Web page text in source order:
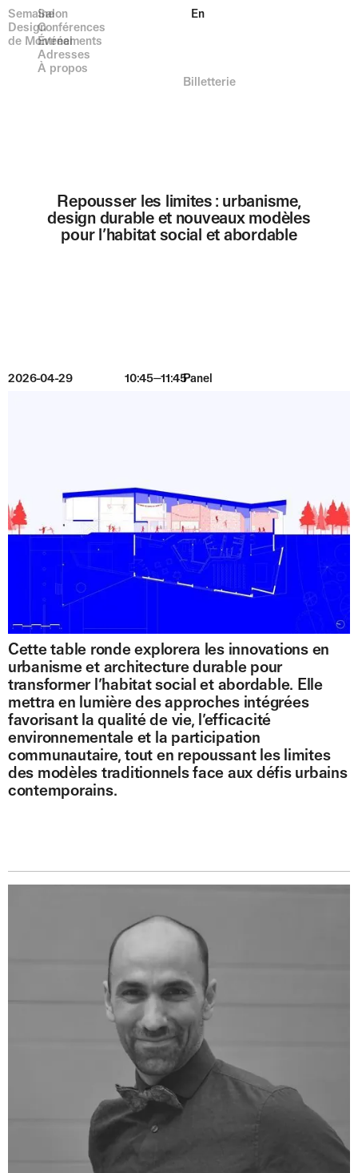
Semaine
Design
de Montréal
Salon
Conférences
Événements
Adresses
À propos
Billetterie
En
Repousser les limites : urbanisme,
design durable et nouveaux modèles
pour l’habitat social et abordable
2026-04-29 10:45⏤11:45Panel
Cette table ronde explorera les innovations en
urbanisme et architecture durable pour
transformer l’habitat social et abordable. Elle
mettra en lumière des approches intégrées
favorisant la qualité de vie, l’efficacité
environnementale et la participation
communautaire, tout en repoussant les limites
des modèles traditionnels face aux défis urbains
contemporains.